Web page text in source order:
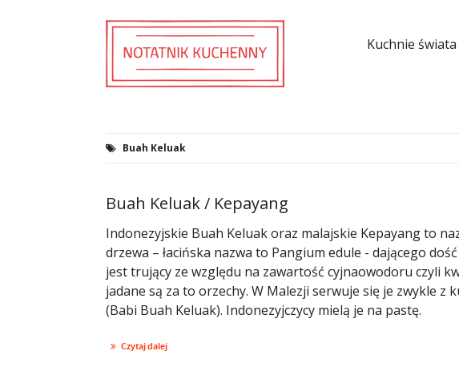
Kuchnie świata
Buah Keluak
Buah Keluak / Kepayang
Indonezyjskie Buah Keluak oraz malajskie Kepayang to
drzewa – łacińska nazwa to Pangium edule - dającego
jest trujący ze względu na zawartość cyjnaowodoru czyli
jadane są za to orzechy. W Malezji serwuje się je zwykle z
(Babi Buah Keluak). Indonezyjczycy mielą je na pastę.
Czytaj dalej